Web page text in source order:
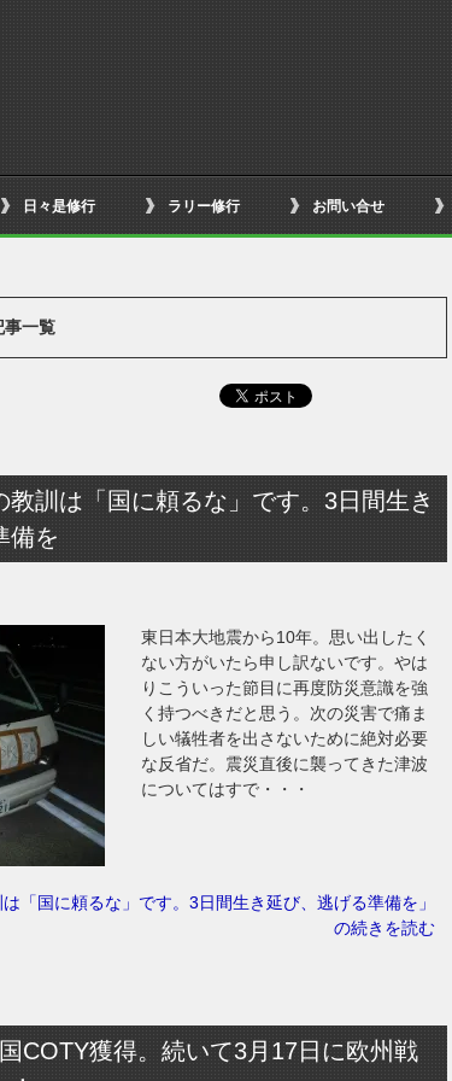
日々是修行 ラリー修行 お問い合せ
事一覧
教訓は「国に頼るな」です。3日間生き
備を
東日本大地震から10年。思い出したく
ない方がいたら申し訳ないです。やは
りこういった節目に再度防災意識を強
く持つべきだと思う。次の災害で痛ま
しい犠牲者を出さないために絶対必要
な反省だ。震災直後に襲ってきた津波
についてはすで・・・
は「国に頼るな」です。3日間生き延び、逃げる準備を」
の続きを読む
COTY獲得。続いて3月17日に欧州戦